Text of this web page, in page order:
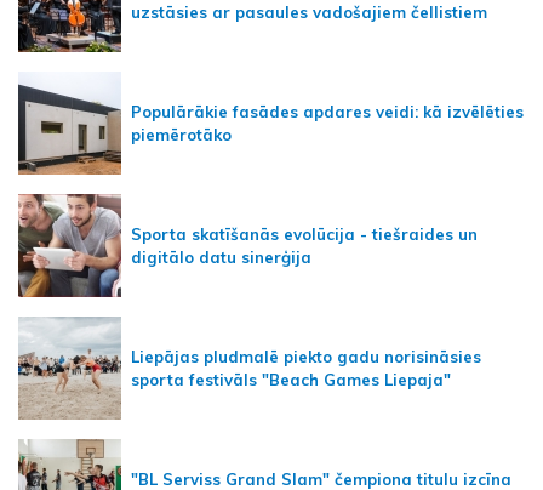
uzstāsies ar pasaules vadošajiem čellistiem
Populārākie fasādes apdares veidi: kā izvēlēties
piemērotāko
Sporta skatīšanās evolūcija - tiešraides un
digitālo datu sinerģija
Liepājas pludmalē piekto gadu norisināsies
sporta festivāls "Beach Games Liepaja"
"BL Serviss Grand Slam" čempiona titulu izcīna